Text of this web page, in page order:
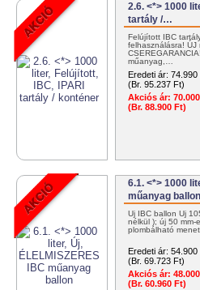
2.6. <*> 1000
tartály /…
Felújított IBC
felhasználásra! ÚJ
műanyag,…
Eredeti ár: 74.990
(Br. 95.237 Ft)
Akciós ár:
(Br. 88.900 Ft)
6.1. <*> 1000
műanyag ballon
Új IBC ballon Új
nélkül ); új 50 mm-
plombálható
Eredeti ár: 54.900
(Br. 69.723 Ft)
Akciós ár:
(Br. 60.960 Ft)